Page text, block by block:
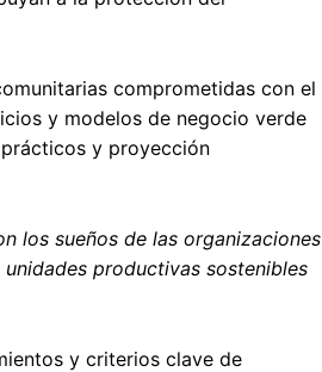
comprometidas con el
y modelos de negocio verde
y proyección
los sueños de las organizaciones
productivas sostenibles
y criterios clave de